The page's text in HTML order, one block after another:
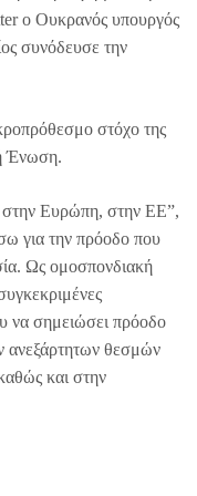
ο Ουκρανός υπουργός
συνόδευσε την
στόχο της
Ένωση.
στην Ευρώπη, στην ΕΕ”,
για την πρόοδο που
Ως ομοσπονδιακή
να σημειώσει πρόοδο
ανεξάρτητων θεσμών
και στην